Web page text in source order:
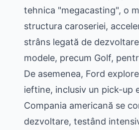
tehnica "megacasting", o
structura caroseriei,
strâns legată de
modele, precum Golf,
De asemenea, Ford
ieftine, inclusiv un pick-up
Compania americană se
dezvoltare, testând